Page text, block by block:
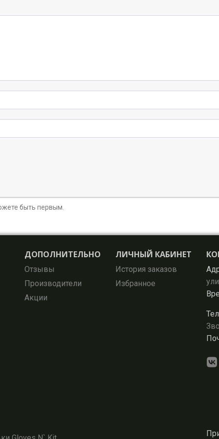
быть первым.
ДОПОЛНИТЕЛЬНО
Отзывы
Производители
Акции
ЛИЧНЫЙ КАБИНЕТ
История заказов
Избранное